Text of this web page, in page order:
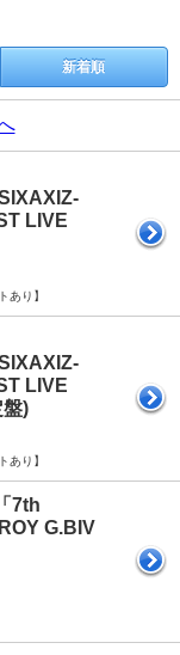
新着順
LIVE
あり】
LIVE
)
あり】
7th
G.BIV